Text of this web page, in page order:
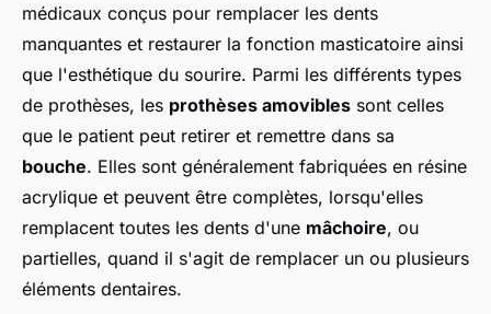
médicaux conçus pour remplacer les dents
manquantes et restaurer la fonction masticatoire ainsi
que l'esthétique du sourire. Parmi les différents types
de prothèses, les prothèses amovibles sont celles
que le patient peut retirer et remettre dans sa
bouche. Elles sont généralement fabriquées en résine
acrylique et peuvent être complètes, lorsqu'elles
remplacent toutes les dents d'une mâchoire, ou
partielles, quand il s'agit de remplacer un ou plusieurs
éléments dentaires.